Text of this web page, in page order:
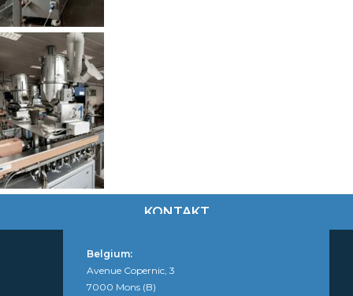
KONTAKT
Belgium:
Avenue Copernic, 3
7000 Mons (B)